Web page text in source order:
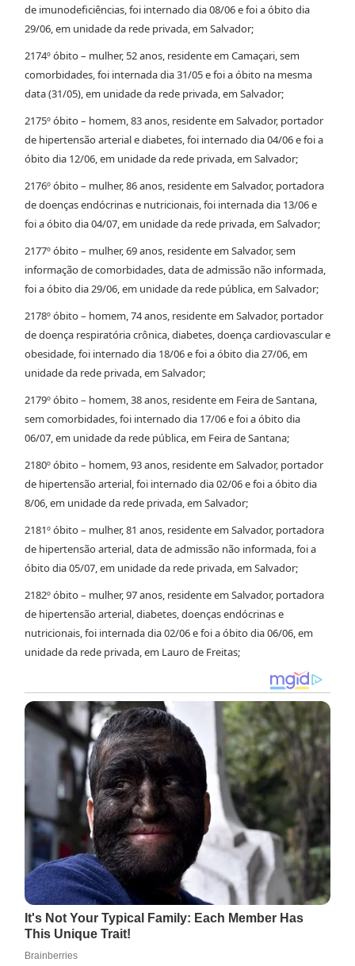
de imunodeficiências, foi internado dia 08/06 e foi a óbito dia
29/06, em unidade da rede privada, em Salvador;
2174º óbito – mulher, 52 anos, residente em Camaçari, sem
comorbidades, foi internada dia 31/05 e foi a óbito na mesma
data (31/05), em unidade da rede privada, em Salvador;
2175º óbito – homem, 83 anos, residente em Salvador, portador
de hipertensão arterial e diabetes, foi internado dia 04/06 e foi a
óbito dia 12/06, em unidade da rede privada, em Salvador;
2176º óbito – mulher, 86 anos, residente em Salvador, portadora
de doenças endócrinas e nutricionais, foi internada dia 13/06 e
foi a óbito dia 04/07, em unidade da rede privada, em Salvador;
2177º óbito – mulher, 69 anos, residente em Salvador, sem
informação de comorbidades, data de admissão não informada,
foi a óbito dia 29/06, em unidade da rede pública, em Salvador;
2178º óbito – homem, 74 anos, residente em Salvador, portador
de doença respiratória crônica, diabetes, doença cardiovascular e
obesidade, foi internado dia 18/06 e foi a óbito dia 27/06, em
unidade da rede privada, em Salvador;
2179º óbito – homem, 38 anos, residente em Feira de Santana,
sem comorbidades, foi internado dia 17/06 e foi a óbito dia
06/07, em unidade da rede pública, em Feira de Santana;
2180º óbito – homem, 93 anos, residente em Salvador, portador
de hipertensão arterial, foi internado dia 02/06 e foi a óbito dia
8/06, em unidade da rede privada, em Salvador;
2181º óbito – mulher, 81 anos, residente em Salvador, portadora
de hipertensão arterial, data de admissão não informada, foi a
óbito dia 05/07, em unidade da rede privada, em Salvador;
2182º óbito – mulher, 97 anos, residente em Salvador, portadora
de hipertensão arterial, diabetes, doenças endócrinas e
nutricionais, foi internada dia 02/06 e foi a óbito dia 06/06, em
unidade da rede privada, em Lauro de Freitas;